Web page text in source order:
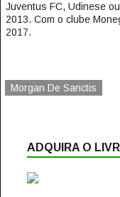
Juventus FC, Udinese
2013. Com o clube
2017.
Morgan De Sanctis
ADQUIRA O